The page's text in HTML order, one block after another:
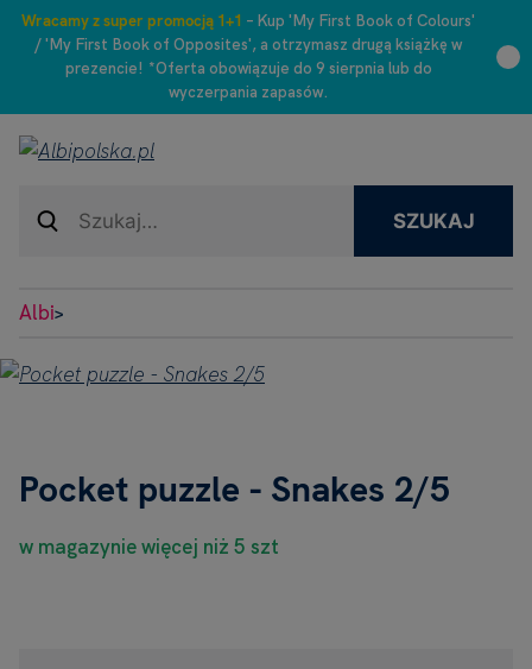
Wracamy z super promocją 1+1 – Kup 'My First Book of Colours'
/ 'My First Book of Opposites', a otrzymasz drugą książkę w
prezencie! *Oferta obowiązuje do 9 sierpnia lub do
wyczerpania zapasów.
SZUKAJ
Albi>
Pocket puzzle - Snakes 2/5
w magazynie więcej niż 5 szt